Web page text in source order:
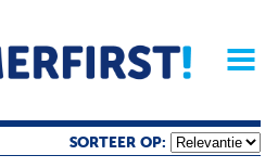
Archief
Magazine
SORTEER OP: